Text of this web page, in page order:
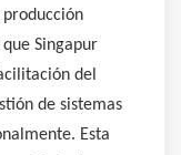
Singapur
del
de sistemas
Esta